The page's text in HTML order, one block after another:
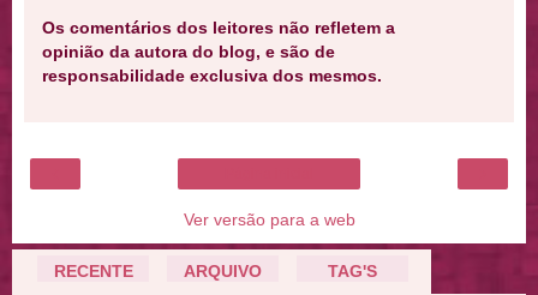
Os comentários dos leitores não refletem a
opinião da autora do blog, e são de
responsabilidade exclusiva dos mesmos.
Ver versão para a web
RECENTE ARQUIVO TAG'S